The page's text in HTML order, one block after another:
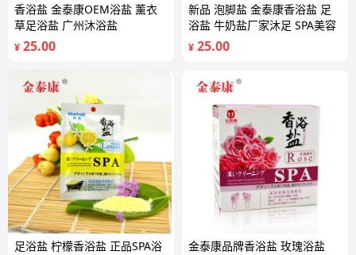
香浴盐 金泰康OEM浴盐 薰衣
草足浴盐 广州沐浴盐
¥ 25.00
新品 泡脚盐 金泰康香浴盐 足
浴盐 牛奶盐厂家沐足 SPA美容
¥ 25.00
足浴盐 柠檬香浴盐 正品SPA浴
金泰康品牌香浴盐 玫瑰浴盐